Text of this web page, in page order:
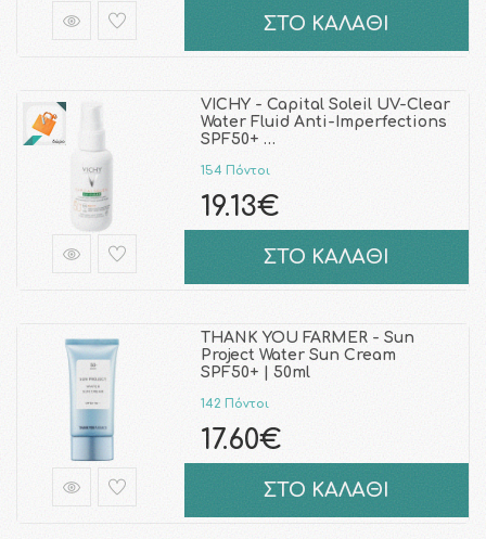
ΣΤΟ ΚΑΛΑΘΙ
VICHY - Capital Soleil UV-Clear
Water Fluid Anti-Imperfections
SPF50+ …
154 Πόντοι
19.13€
ΣΤΟ ΚΑΛΑΘΙ
THANK YOU FARMER - Sun
Project Water Sun Cream
SPF50+ | 50ml
142 Πόντοι
17.60€
ΣΤΟ ΚΑΛΑΘΙ